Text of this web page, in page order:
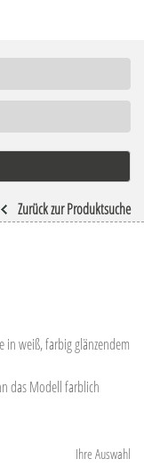
Zurück zur Produktsuche
in weiß, farbig glänzendem
das Modell farblich
Ihre Auswahl